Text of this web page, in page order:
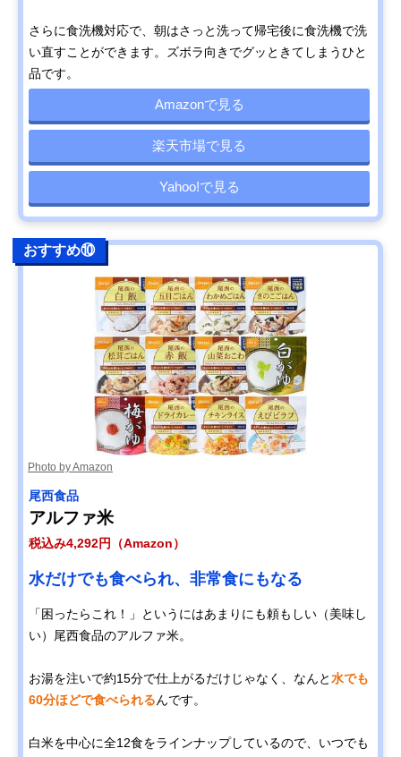
さらに食洗機対応で、朝はさっと洗って帰宅後に食洗機で洗
い直すことができます。ズボラ向きでグッときてしまうひと
品です。
Amazonで見る
楽天市場で見る
Yahoo!で見る
おすすめ⑩
Photo by Amazon
尾西食品
アルファ米
税込み4,292円（Amazon）
水だけでも食べられ、非常食にもなる
「困ったらこれ！」というにはあまりにも頼もしい（美味し
い）尾西食品のアルファ米。
お湯を注いで約15分で仕上がるだけじゃなく、なんと水でも
60分ほどで食べられるんです。
白米を中心に全12食をラインナップしているので、いつでも